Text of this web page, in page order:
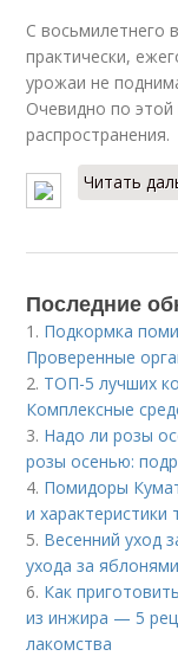
С восьмилетнего
практически,
урожаи не
Очевидно по этой
распространения.
Читать
Последние
1. Подкормка
Проверенные
2. ТОП-5 лучших
Комплексные
3. Надо ли розы
розы осенью:
4. Помидоры
и
5. Весенний уход
ухода за яблонями
6. Как
из инжира — 5
лакомства